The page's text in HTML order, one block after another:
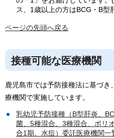
ス、1歳以上の方はBCG・B型
ページの先頭へ戻る
接種可能な医療機関
鹿児島市では予防接種法に基づ
療機関で実施しています。
乳幼児予防接種（B型肝炎、
菌、5種混合、3種混合、ポリ
合1期、水痘）委託医療機関一